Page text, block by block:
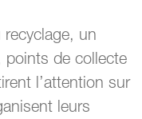
un
de collecte
l’attention sur
leurs